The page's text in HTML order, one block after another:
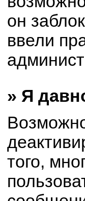
он
ввели
» Я
того,